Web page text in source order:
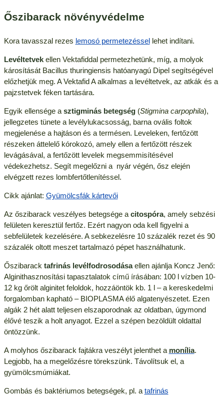
Őszibarack növényvédelme
Kora tavasszal rezes lemosó permetezéssellehet indítani.
Levéltetvekellen Vektafiddal permetezhetünk, míg, a molyok
károsítását Bacillus thuringiensis hatóanyagú Dipel segítségével
előzhetjük meg. A Vektafid A alkalmas a levéltetvek, az atkák és a
pajzstetvek féken tartására.
Egyik ellensége a sztigminás betegség(Stigmina carpophila),
jellegzetes tünete a levélylukacsosság, barna ovális foltok
megjelenése a hajtáson és a termésen. Leveleken, fertőzött
részeken áttelelő kórokozó, amely ellen a fertőzött részek
levágásával, a fertőzött levelek megsemmisítésével
védekezhetsz. Segít megelőzni a nyár végén, ősz elején
elvégzett rezes lombfertőtlenítéssel.
Cikk ajánlat: Gyümölcsfák kártevői
Az őszibarack veszélyes betegsége a citospóra, amely sebzési
felületen keresztül fertőz. Ezért nagyon oda kell figyelni a
sebfelületek kezelésére. A sebkezelésre 10 százalék rezet és 90
százalék oltott meszet tartalmazó pépet használhatunk.
Őszibarack tafrinás levélfodrosodásaellen ajánlja Koncz Jenő:
Alginithasznosítási tapasztalatok című írásában: 100 l vízben 10-
12 kg őrölt alginitet feloldok, hozzáöntök kb. 1 l – a kereskedelmi
forgalomban kapható – BIOPLASMA élő algatenyészetet. Ezen
algák 2 hét alatt teljesen elszaporodnak az oldatban, úgymond
élővé teszik a holt anyagot. Ezzel a szépen bezöldült oldattal
öntözzünk.
A molyhos őszibarack fajtákra veszélyt jelenthet a monília.
Legjobb, ha a megelőzésre törekszünk. Távolítsuk el, a
gyümölcsmúmiákat.
Gombás és baktériumos betegségek, pl. a tafrinás